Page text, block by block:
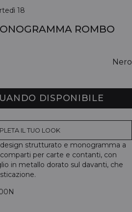
18
ROMBO
Nero
DISPONIBILE
IL TUO LOOK
strutturato e monogramma a
per carte e contanti, con
in metallo dorato sul davanti, che